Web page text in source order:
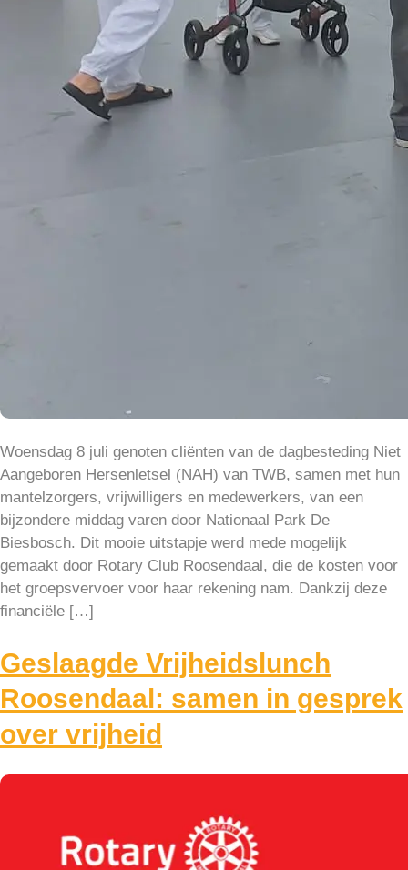
Woensdag 8 juli genoten cliënten van de dagbesteding Niet
Aangeboren Hersenletsel (NAH) van TWB, samen met hun
mantelzorgers, vrijwilligers en medewerkers, van een
bijzondere middag varen door Nationaal Park De
Biesbosch. Dit mooie uitstapje werd mede mogelijk
gemaakt door Rotary Club Roosendaal, die de kosten voor
het groepsvervoer voor haar rekening nam. Dankzij deze
financiële […]
Geslaagde Vrijheidslunch
Roosendaal: samen in gesprek
over vrijheid